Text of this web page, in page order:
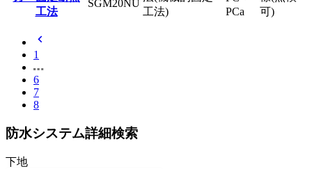
工法
SGM20NU
工法)
PCa
可)
chevron_left
1
6
7
8
防水システム詳細検索
下地